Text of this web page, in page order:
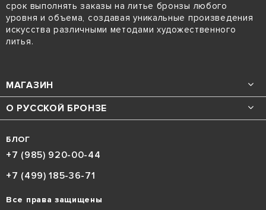
срок выполнять заказы на литье бронзы любого
уровня и объема, создавая уникальные произведения
искусства различными методами художественного
литья.
МАГАЗИН
О РУССКОЙ БРОНЗЕ
БЛОГ
+7 (985) 920-00-44
+7 (499) 185-36-71
Все права защищены